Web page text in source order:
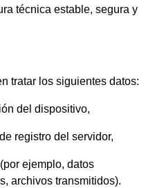
técnica estable, segura y
tratar los siguientes datos:
del dispositivo,
registro del servidor,
ejemplo, datos
archivos transmitidos).